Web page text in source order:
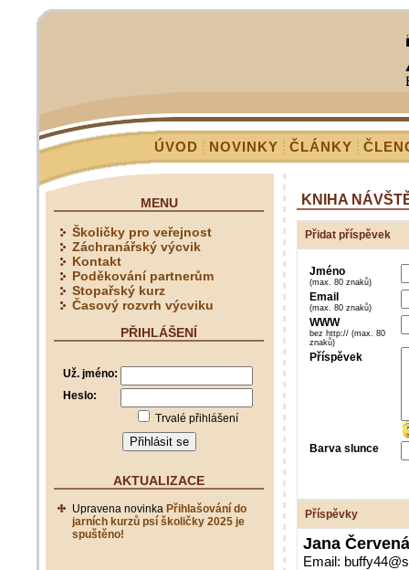
ÚVOD NOVINKY ČLÁNKY
KNIHA
Přidat příspěvek
Jméno
(max. 80 znaků)
Email
(max. 80 znaků)
WWW
bez http:// (max. 80
znaků)
Příspěvek
Barva slunce
Příspěvky
Jana Červená
Email:
MENU
Školičky pro veřejnost
Záchranářský výcvik
Kontakt
Poděkování partnerům
Stopařský kurz
Časový rozvrh výcviku
PŘIHLÁŠENÍ
Už. jméno:
Heslo:
Trvalé přihlášení
AKTUALIZACE
Upravena novinka Přihlašování do
jarních kurzů psí školičky 2025 je
spuštěno!